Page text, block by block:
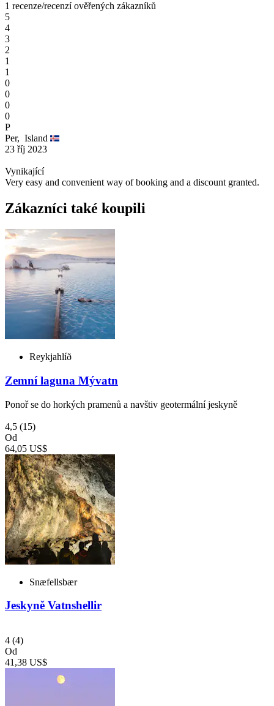
1 recenze/recenzí ověřených zákazníků
5
4
3
2
1
1
0
0
0
0
P
Per, Island
23 říj 2023
Vynikající
Very easy and convenient way of booking and a discount granted.
Zákazníci také koupili
Reykjahlíð
Zemní laguna Mývatn
Ponoř se do horkých pramenů a navštiv geotermální jeskyně
4,5 (15)
Od
64,05 US$
Snæfellsbær
Jeskyně Vatnshellir
4 (4)
Od
41,38 US$